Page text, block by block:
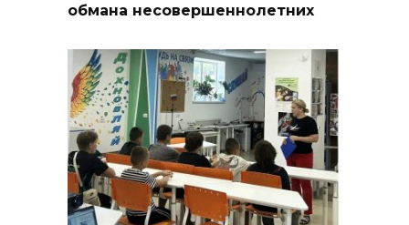
обмана несовершеннолетних